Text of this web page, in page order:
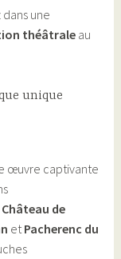
dans une
théâtrale au
unique
œuvre captivante
de
etPacherenc du